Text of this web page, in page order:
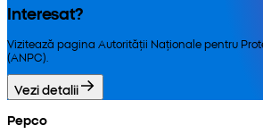
Interesat?
Vizitează pagina Autorității Naționale pentru
(ANPC).
Vezi detalii
Pepco